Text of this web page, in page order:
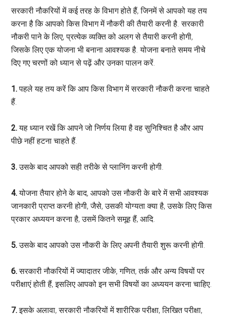
सरकारी नौकरियों में कई तरह के विभाग होते हैं, जिनमें से आपको यह तय
करना है कि आपको किस विभाग में नौकरी की तैयारी करनी है. सरकारी
नौकरी पाने के लिए, प्रत्येक व्यक्ति को अलग से तैयारी करनी होगी,
जिसके लिए एक योजना भी बनाना आवश्यक है. योजना बनाते समय नीचे
दिए गए चरणों को ध्यान से पढ़ें और उनका पालन करें.
1.पहले यह तय करें कि आप किस विभाग में सरकारी नौकरी करना चाहते
हैं.
2.यह ध्यान रखें कि आपने जो निर्णय लिया है वह सुनिश्चित है और आप
पीछे नहीं हटना चाहते हैं.
3.उसके बाद आपको सही तरीके से प्लानिंग करनी होगी.
4.योजना तैयार होने के बाद, आपको उस नौकरी के बारे में सभी आवश्यक
जानकारी प्राप्त करनी होगी, जैसे, उसकी योग्यता क्या है, उसके लिए किस
प्रकार अध्ययन करना है, उसमें कितने समूह हैं, आदि.
5.उसके बाद आपको उस नौकरी के लिए अपनी तैयारी शुरू करनी होगी.
6.सरकारी नौकरियों में ज्यादातर जीके, गणित, तर्क और अन्य विषयों पर
परीक्षाएं होती हैं, इसलिए आपको इन सभी विषयों का अध्ययन करना चाहिए.
7.इसके अलावा, सरकारी नौकरियों में शारीरिक परीक्षा, लिखित परीक्षा,